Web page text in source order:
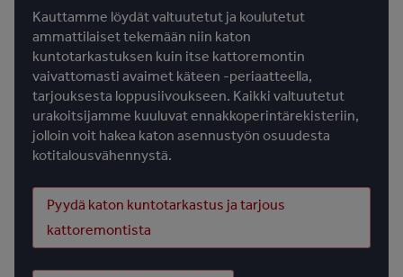
Kauttamme löydät valtuutetut ja koulutetut
ammattilaiset tekemään niin katon
kuntotarkastuksen kuin itse kattoremontin
vaivattomasti avaimet käteen -periaatteella,
tarjouksesta loppusiivoukseen. Kaikki valtuutetut
urakoitsijamme kuuluvat ennakkoperintärekisteriin,
jolloin voit hakea katon asennustyön osuudesta
kotitalousvähennystä.
Pyydä katon kuntotarkastus ja tarjous
kattoremontista